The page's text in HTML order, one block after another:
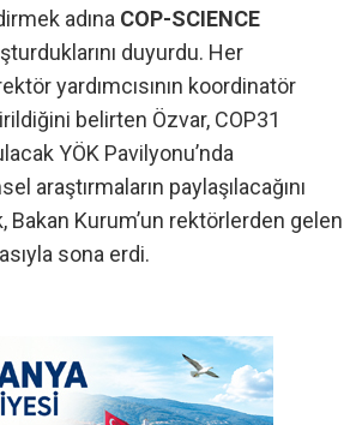
adına COP-SCIENCE
duyurdu. Her
yardımcısının koordinatör
belirten Özvar, COP31
YÖK Pavilyonu’nda
araştırmaların paylaşılacağını
Bakan Kurum’un rektörlerden gelen
sona erdi.